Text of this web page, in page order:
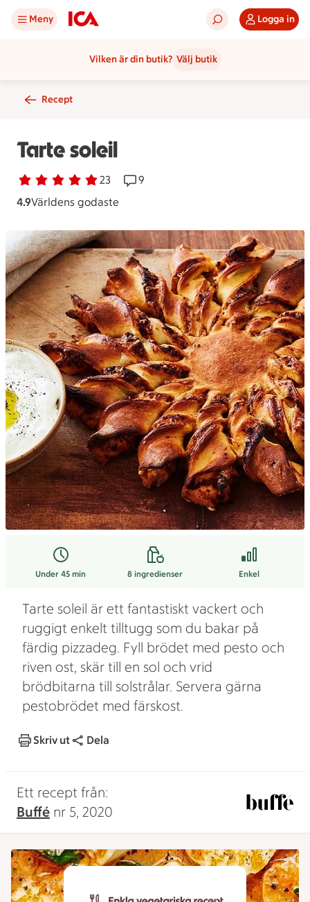
Meny Logga in
Vilken är din butik? Välj butik
Recept
Tarte soleil
Betyg 4.9 av 5. 23
23 personer har röstatReceptet har 9 kommentarer
9
4.9Världens godaste
Under 45 min 8 ingredienser Enkel
Tarte soleil är ett fantastiskt vackert och
ruggigt enkelt tilltugg som du bakar på
färdig pizzadeg. Fyll brödet med pesto och
riven ost, skär till en sol och vrid
brödbitarna till solstrålar. Servera gärna
pestobrödet med färskost.
Skriv ut Dela
Ett recept från:
Buffé nr 5, 2020